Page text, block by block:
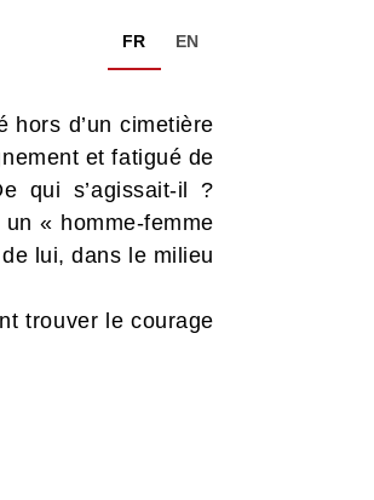
FR EN
hors d’un cimetière
et fatigué de
qui s’agissait-il ?
« homme-femme
lui, dans le milieu
trouver le courage